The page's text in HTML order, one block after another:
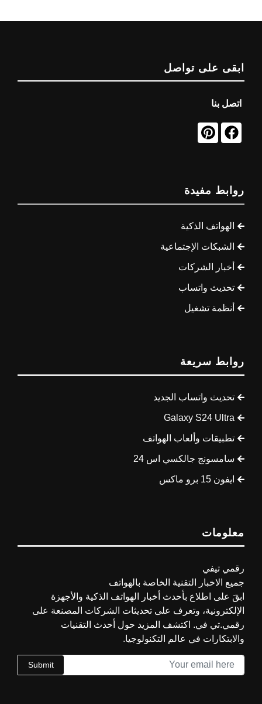
ابقى على تواصل
اتصل بنا
روابط مفيدة
الهواتف الذكية
الشبكات الإجتماعية
أخبار الشركات
تحديث واتساب
أنظمة تشغيل
روابط سريعة
تحديث واتساب الجديد
Galaxy S24 Ultra
تطبيقات وألعاب الهواتف
سامسونج جالكسي اس 24
ايفون 15 برو ماكس
معلومات
رقمي تيفي
جميع الاخبار التقنية الخاصة بالهواتف
ابقَ على اطلاع بأحدث أخبار الهواتف الذكية والأجهزة
الإلكترونية، وتعرف على تحديثات الشركات المصنعة على
رقمي.تي في. اكتشف المزيد حول أحدث التقنيات
والابتكارات في عالم التكنولوجيا.
Submit